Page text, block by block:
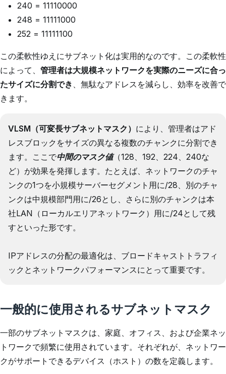
240 = 11110000
248 = 11111000
252 = 11111100
この柔軟性ゆえにサブネット化は実用的なのです。この柔軟性
によって、 管理者は大規模ネットワークを実際のニーズに合っ
たサイズに分割でき 、無駄なアドレスを減らし、効率を改善で
きます。
VLSM（可変長サブネットマスク） により、管理者はアド
レスブロックをサイズの異なる複数のチャンクに分割でき
ます。ここで中間のマスク値（128、192、224、240な
ど）が効果を発揮します。たとえば、ネットワークのチャ
ンクの1つを小規模サーバーセグメント用に/28、別のチャ
ンクは中規模部門用に/26とし、さらに別のチャンクは本
社LAN（ローカルエリアネットワーク）用に/24として残
すといった形です。
IPアドレスの分配の最適化は、ブロードキャストトラフィ
ックとネットワークパフォーマンスにとって重要です。
一般的に使用されるサブネットマスク
一部のサブネットマスクは、家庭、オフィス、および企業ネッ
トワークで頻繁に使用されています。それぞれが、ネットワー
クがサポートできるデバイス（ホスト）の数を定義します。